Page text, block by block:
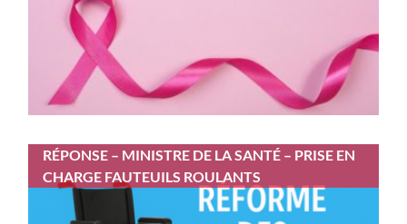
RÉPONSE – MINISTRE DE LA SANTÉ – PRISE EN
CHARGE FAUTEUILS ROULANTS